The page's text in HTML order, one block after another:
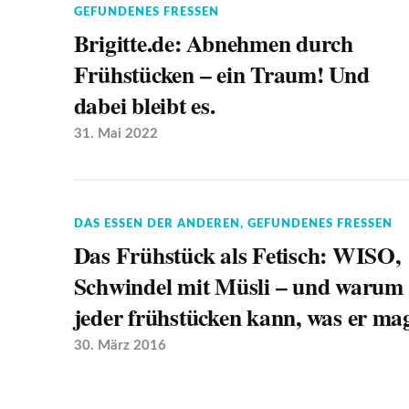
GEFUNDENES FRESSEN
Brigitte.de: Abnehmen durch
Frühstücken – ein Traum! Und
dabei bleibt es.
31. Mai 2022
DAS ESSEN DER ANDEREN , GEFUNDENES FRESSEN
Das Frühstück als Fetisch: WISO,
Schwindel mit Müsli – und warum
jeder frühstücken kann, was er
30. März 2016